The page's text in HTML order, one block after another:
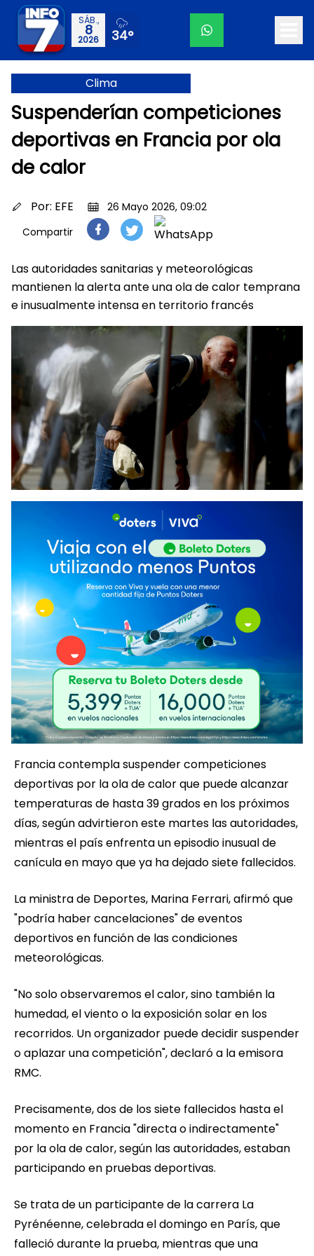
SÁB.,
8
2026 34°
Clima
Suspenderían competiciones
deportivas en Francia por ola
de calor
Por: EFE
26 Mayo 2026, 09:02
Compartir
Las autoridades sanitarias y meteorológicas
mantienen la alerta ante una ola de calor temprana
e inusualmente intensa en territorio francés
Francia contempla suspender competiciones
deportivas por la ola de calor que puede alcanzar
temperaturas de hasta 39 grados en los próximos
días, según advirtieron este martes las autoridades,
mientras el país enfrenta un episodio inusual de
canícula en mayo que ya ha dejado siete fallecidos.
La ministra de Deportes, Marina Ferrari, afirmó que
"podría haber cancelaciones" de eventos
deportivos en función de las condiciones
meteorológicas.
"No solo observaremos el calor, sino también la
humedad, el viento o la exposición solar en los
recorridos. Un organizador puede decidir suspender
o aplazar una competición", declaró a la emisora
RMC.
Precisamente, dos de los siete fallecidos hasta el
momento en Francia "directa o indirectamente"
por la ola de calor, según las autoridades, estaban
participando en pruebas deportivas.
Se trata de un participante de la carrera La
Pyrénéenne, celebrada el domingo en París, que
falleció durante la prueba, mientras que una